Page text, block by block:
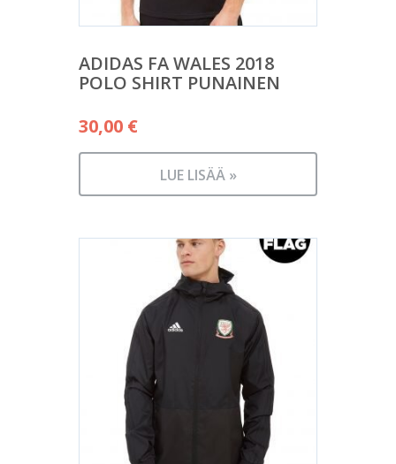
ADIDAS FA WALES 2018
POLO SHIRT PUNAINEN
30,00 €
LUE LISÄÄ »